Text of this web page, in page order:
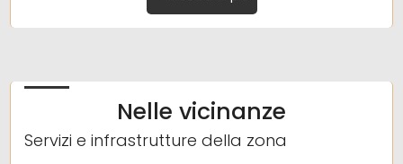
Comune: Albenga
Camere: 2
Nelle vicinanze
Servizi e infrastrutture della zona
Nuova costruzione